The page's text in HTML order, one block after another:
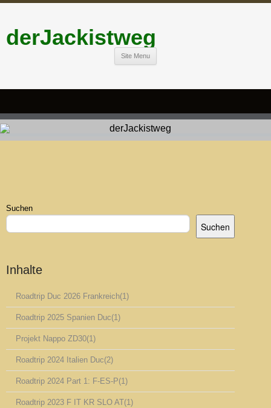
derJackistweg
Site Menu
Suchen
Suchen
Inhalte
Roadtrip Duc 2026 Frankreich(1)
Roadtrip 2025 Spanien Duc(1)
Projekt Nappo ZD30(1)
Roadtrip 2024 Italien Duc(2)
Roadtrip 2024 Part 1: F-ES-P(1)
Roadtrip 2023 F IT KR SLO AT(1)